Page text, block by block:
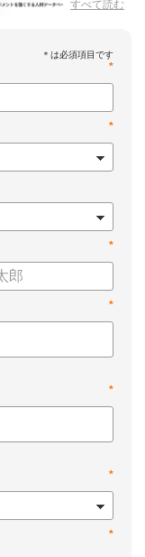
すべて読む
*
*
*
*
*
*
*